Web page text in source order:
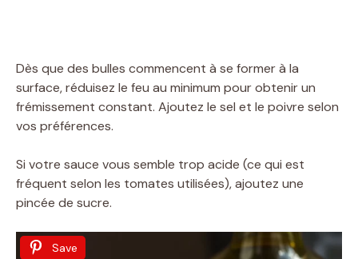
Dès que des bulles commencent à se former à la
surface, réduisez le feu au minimum pour obtenir un
frémissement constant. Ajoutez le sel et le poivre selon
vos préférences.
Si votre sauce vous semble trop acide (ce qui est
fréquent selon les tomates utilisées), ajoutez une
pincée de sucre.
Save